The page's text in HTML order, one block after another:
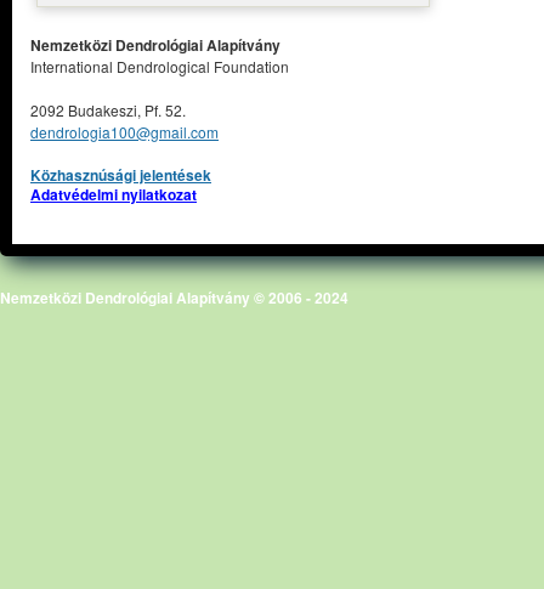
Nemzetközi Dendrológiai Alapítvány
International Dendrological Foundation
2092 Budakeszi, Pf. 52.
dendrologia100@gmail.com
Közhasznúsági jelentések
Adatvédelmi nyilatkozat
Nemzetközi Dendrológiai Alapítvány © 2006 - 2024